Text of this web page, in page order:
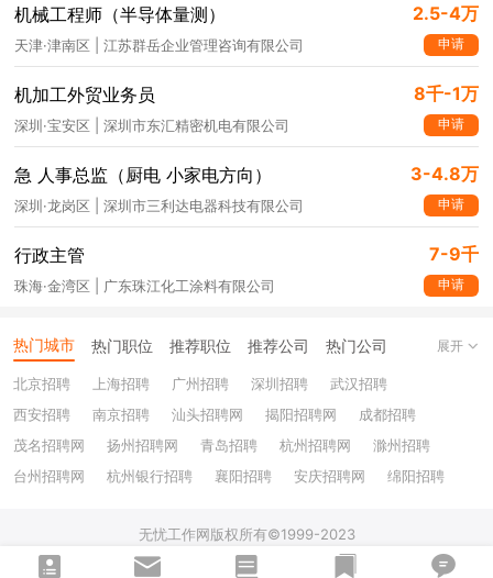
机械工程师（半导体量测） 2.5-4万
天津·津南区 | 江苏群岳企业管理咨询有限公司 申请
机加工外贸业务员 8千-1万
深圳·宝安区 | 深圳市东汇精密机电有限公司 申请
急 人事总监（厨电 小家电方向） 3-4.8万
深圳·龙岗区 | 深圳市三利达电器科技有限公司 申请
行政主管 7-9千
珠海·金湾区 | 广东珠江化工涂料有限公司 申请
热门城市 热门职位 推荐职位 推荐公司 热门公司
北京招聘 上海招聘 广州招聘 深圳招聘
武汉招聘
西安招聘
南京招聘 汕头招聘网 揭阳招聘网
成都招聘
茂名招聘网
扬州招聘网 青岛招聘 杭州招聘网
滁州招聘
台州招聘网
杭州银行招聘 襄阳招聘 安庆招聘网
绵阳招聘
上饶招聘网
展开
无忧工作网版权所有©1999-2023
51job.com (沪ICP备12015550号-5)